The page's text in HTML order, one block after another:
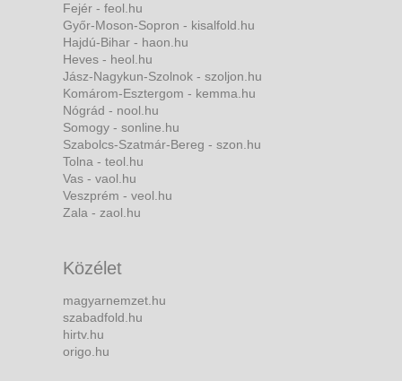
Fejér - feol.hu
Győr-Moson-Sopron - kisalfold.hu
Hajdú-Bihar - haon.hu
Heves - heol.hu
Jász-Nagykun-Szolnok - szoljon.hu
Komárom-Esztergom - kemma.hu
Nógrád - nool.hu
Somogy - sonline.hu
Szabolcs-Szatmár-Bereg - szon.hu
Tolna - teol.hu
Vas - vaol.hu
Veszprém - veol.hu
Zala - zaol.hu
Közélet
magyarnemzet.hu
szabadfold.hu
hirtv.hu
origo.hu